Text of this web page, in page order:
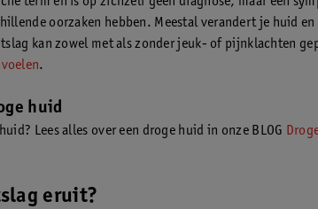
oorzaken hebben. Meestal verandert je huid en
kan zowel met als zonder jeuk- of pijnklachten
.
huid
Lees alles over een droge huid in onze BLOG
eruit?